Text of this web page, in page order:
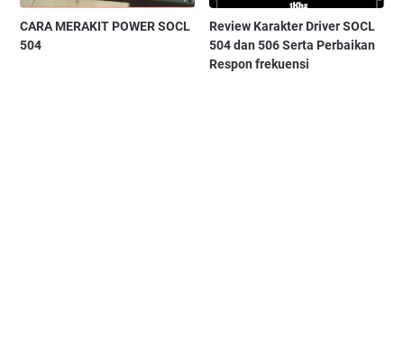
CARA MERAKIT POWER SOCL
504
Review Karakter Driver SOCL
504 dan 506 Serta Perbaikan
Respon frekuensi